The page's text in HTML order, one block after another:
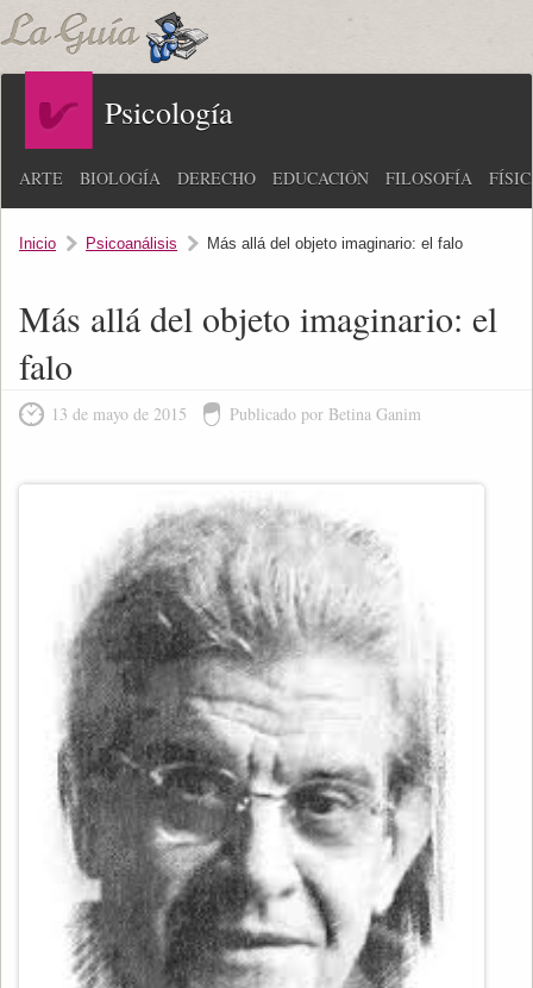
Psicología
ARTE BIOLOGÍA DERECHO EDUCACIÓN FILOSOFÍA
Inicio Psicoanálisis Más allá del objeto imaginario: el falo
Más allá del objeto imaginario: el
falo
13 de mayo de 2015 Publicado por Betina Ganim